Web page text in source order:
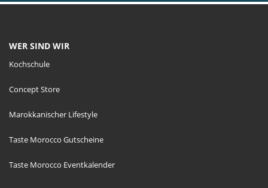
WER SIND WIR
Kochschule
Concept Store
Marokkanischer Lifestyle
Taste Morocco Gutscheine
Taste Morocco Eventkalender